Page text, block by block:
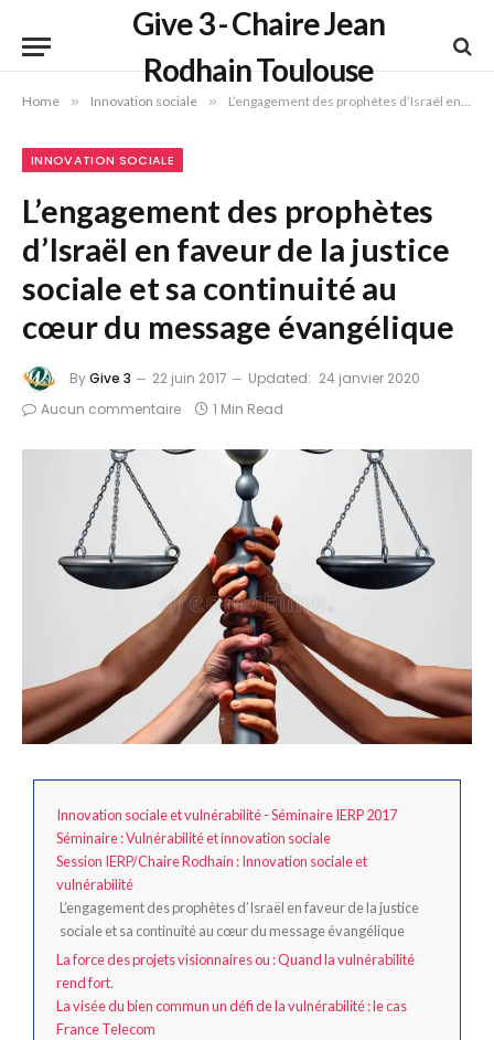
Give 3 - Chaire Jean
Rodhain Toulouse
Home » Innovation sociale » L’engagement des prophètes d’Israël en faveur de la justice sociale et sa continuité au cœur du message évangélique
INNOVATION SOCIALE
L’engagement des prophètes
d’Israël en faveur de la justice
sociale et sa continuité au
cœur du message évangélique
ByGive 3 22 juin 2017 Updated: 24 janvier 2020
Aucun commentaire
1 Min Read
Innovation sociale et vulnérabilité - Séminaire IERP 2017
Séminaire : Vulnérabilité et innovation sociale
Session IERP/Chaire Rodhain : Innovation sociale et
vulnérabilité
L’engagement des prophètes d’Israël en faveur de la justice
sociale et sa continuité au cœur du message évangélique
La force des projets visionnaires ou : Quand la vulnérabilité
rend fort.
La visée du bien commun un défi de la vulnérabilité : le cas
France Telecom